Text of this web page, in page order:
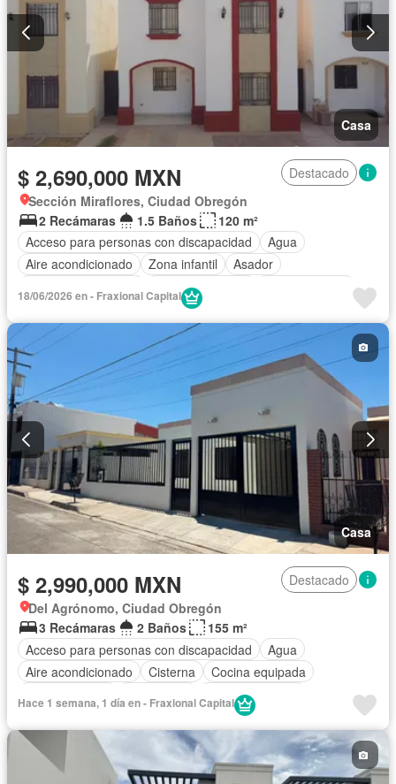
Casa
$ 2,690,000 MXN
Destacado
Sección Miraflores, Ciudad Obregón
2 Recámaras
1.5 Baños
120 m²
Acceso para personas con discapacidad
Agua
Aire acondicionado
Zona infantil
Asador
Cocina equipada
Estacionamiento
Seguridad
Zonas verdes
18/06/2026 en - Fraxional Capital
Casa
$ 2,990,000 MXN
Destacado
Del Agrónomo, Ciudad Obregón
3 Recámaras
2 Baños
155 m²
Acceso para personas con discapacidad
Agua
Aire acondicionado
Cisterna
Cocina equipada
Estacionamiento
Televisión por cable
Hace 1 semana, 1 día en - Fraxional Capital